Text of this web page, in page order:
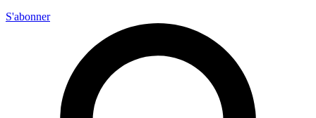
S'abonner